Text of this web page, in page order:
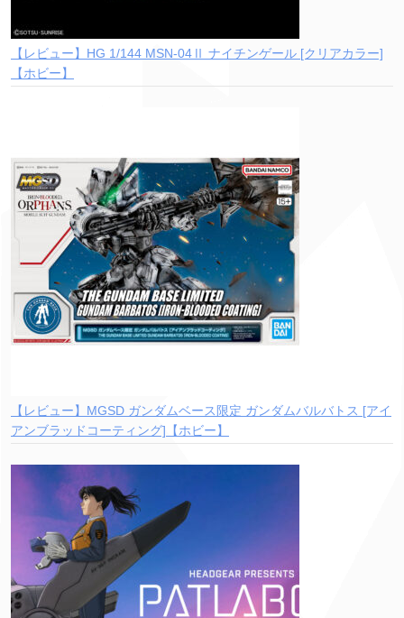
【レビュー】HG 1/144 MSN-04Ⅱ ナイチンゲール [クリアカラー]
【ホビー】
【レビュー】MGSD ガンダムベース限定 ガンダムバルバトス [アイ
アンブラッドコーティング]【ホビー】